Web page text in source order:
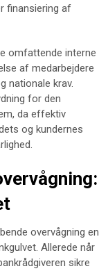
finansiering af
omfattende interne
af medarbejdere
nationale krav.
for den
da effektiv
og kundernes
overvågning en
Allerede når
sikre